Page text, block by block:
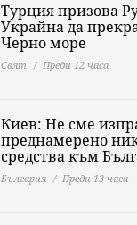
Турция призова
Украйна да
Черно море
Свят Преди 12 часа
Киев: Не сме
преднамерено
средства към
България Преди 13 часа